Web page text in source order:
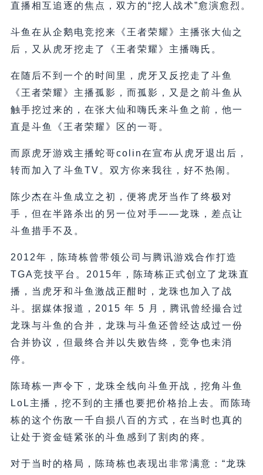
直播相互追逐的焦点，双方的“挖人战术”愈演愈烈。
斗鱼在从企鹅电竞挖来《王者荣耀》主播张大仙之
后，又从虎牙挖走了《王者荣耀》主播嗨氏。
在随后不到一个的时间里，虎牙又反挖走了斗鱼
《王者荣耀》主播孤影，而孤影，又是之前斗鱼从
触手挖过来的，在张大仙和嗨氏来斗鱼之前，他一
直是斗鱼《王者荣耀》区的一哥。
而原虎牙游戏主播蛇哥colin在宣布从虎牙退出后，
转而加入了斗鱼TV。双方你来我往，好不热闹。
陈少杰在斗鱼成立之初，便将虎牙当作了终极对
手，但在半路杀出的另一位对手——龙珠，差点让
斗鱼措手不及。
2012年，陈琦栋曾带领公司与腾讯游戏合作打造
TGA竞技平台。2015年，陈琦栋正式创立了龙珠直
播，当虎牙和斗鱼激战正酣时，龙珠也加入了战
斗。据媒体报道，2015 年 5 月，腾讯曾经撮合过
龙珠与斗鱼的合并，龙珠与斗鱼还曾经达成过一份
合并协议，但最终合并以失败告终，竞争也未消
停。
陈琦栋一声令下，龙珠全线向斗鱼开战，挖角斗鱼
LoL主播，挖不到的主播也要把价格抬上去。而陈琦
栋的这个伤敌一千自损八百的方式，在当时也真的
让处于资金链紧张的斗鱼感到了割肉的疼。
对于当时的格局，陈琦栋也表现出非常满意：“龙珠